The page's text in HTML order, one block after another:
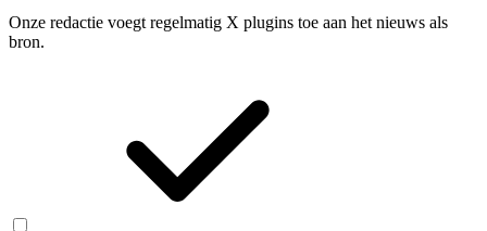
Onze redactie voegt regelmatig X plugins toe aan het nieuws als
bron.